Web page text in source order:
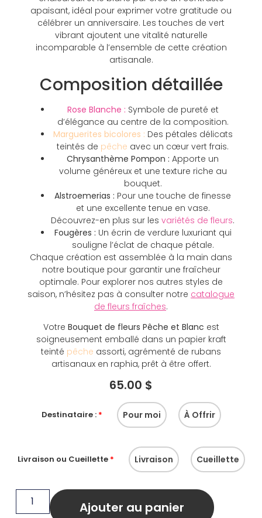
apaisant, idéal pour exprimer votre gratitude ou
célébrer un anniversaire. Les touches de vert
vibrant ajoutent une vitalité naturelle
incomparable à l’ensemble de cette création
artisanale.
Composition détaillée
Rose Blanche : Symbole de pureté et
d’élégance au centre de la composition.
Marguerites bicolores : Des pétales délicats
teintés de pêche avec un cœur vert frais.
Chrysanthème Pompon : Apporte un
volume généreux et une texture riche au
bouquet.
Alstroemerias : Pour une touche de finesse
et une excellente tenue en vase.
Découvrez-en plus sur les variétés de fleurs.
Fougères : Un écrin de verdure luxuriant qui
souligne l’éclat de chaque pétale.
Chaque création est assemblée à la main dans
notre boutique pour garantir une fraîcheur
optimale. Pour explorer nos autres styles de
saison, n’hésitez pas à consulter notre catalogue
de fleurs fraîches.
Votre Bouquet de fleurs Pêche et Blanc est
soigneusement emballé dans un papier kraft
teinté pêche assorti, agrémenté de rubans
artisanaux en raphia, prêt à être offert.
65.00 $
Destinataire :* Pour moi À Offrir
Livraison ou Cueillette* Livraison Cueillette
Ajouter au panier